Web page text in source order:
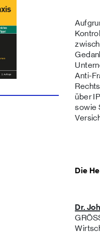
Anti-
über
sowie
Die
Dr.